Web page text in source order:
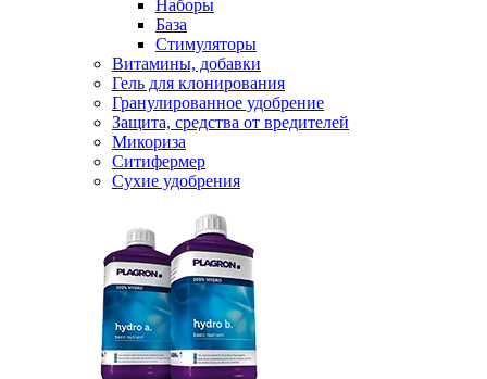
Наборы
База
Стимуляторы
Витамины, добавки
Гель для клонирования
Гранулированное удобрение
Защита, средства от вредителей
Микориза
Ситифермер
Сухие удобрения